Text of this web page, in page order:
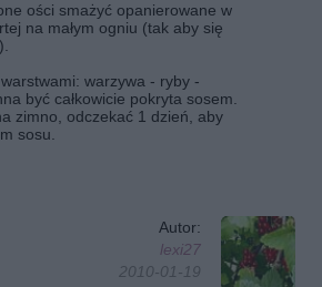
ości smażyć opanierowane w
na małym ogniu (tak aby się
warstwami: warzywa - ryby -
być całkowicie pokryta sosem.
zimno, odczekać 1 dzień, aby
sosu.
Autor:
lexi27
2010-01-19